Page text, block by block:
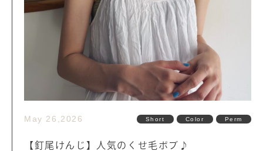
May 26,2026 Short Color Perm
【釘尾けんじ】人気のくせ毛ボブ♪